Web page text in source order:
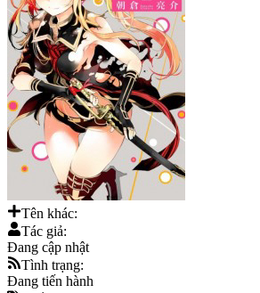
Tên khác:
Tác giả:
Đang cập nhật
Tình trạng:
Đang tiến hành